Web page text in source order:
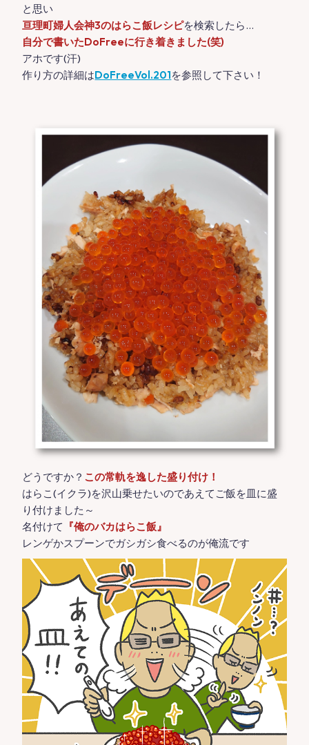
と思い
亘理町婦人会神3のはらこ飯レシピを検索したら…
自分で書いたDoFreeに行き着きました(笑)
アホです(汗)
作り方の詳細はDoFreeVol.201を参照して下さい！
どうですか？ この常軌を逸した盛り付け！
はらこ(イクラ)を沢山乗せたいのであえてご飯を皿に盛
り付けました～
名付けて 『俺のバカはらこ飯』
レンゲかスプーンでガシガシ食べるのが俺流です